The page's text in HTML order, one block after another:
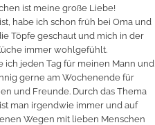
ist meine große Liebe!
habe ich schon früh bei Oma und
Töpfe geschaut und mich in der
immer wohlgefühlt.
ich jeden Tag für meinen Mann und
gerne am Wochenende für
und Freunde. Durch das Thema
man irgendwie immer und auf
Wegen mit lieben Menschen